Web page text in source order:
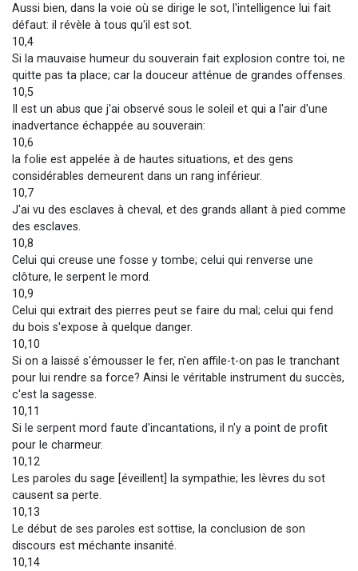
Aussi bien, dans la voie où se dirige le sot, l'intelligence lui fait
défaut: il révèle à tous qu'il est sot.
10,4
Si la mauvaise humeur du souverain fait explosion contre toi, ne
quitte pas ta place; car la douceur atténue de grandes offenses.
10,5
Il est un abus que j'ai observé sous le soleil et qui a l'air d'une
inadvertance échappée au souverain:
10,6
la folie est appelée à de hautes situations, et des gens
considérables demeurent dans un rang inférieur.
10,7
J'ai vu des esclaves à cheval, et des grands allant à pied comme
des esclaves.
10,8
Celui qui creuse une fosse y tombe; celui qui renverse une
clôture, le serpent le mord.
10,9
Celui qui extrait des pierres peut se faire du mal; celui qui fend
du bois s'expose à quelque danger.
10,10
Si on a laissé s'émousser le fer, n'en affile-t-on pas le tranchant
pour lui rendre sa force? Ainsi le véritable instrument du succès,
c'est la sagesse.
10,11
Si le serpent mord faute d'incantations, il n'y a point de profit
pour le charmeur.
10,12
Les paroles du sage [éveillent] la sympathie; les lèvres du sot
causent sa perte.
10,13
Le début de ses paroles est sottise, la conclusion de son
discours est méchante insanité.
10,14